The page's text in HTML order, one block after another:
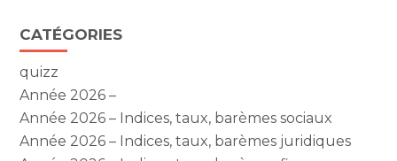
Blog
sidebar
CATÉGORIES
quizz
Année 2026 –
Année 2026 – Indices, taux, barèmes sociaux
Année 2026 – Indices, taux, barèmes juridiques